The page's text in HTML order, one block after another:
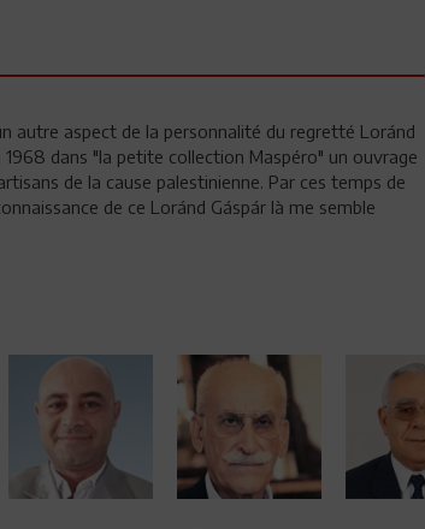
autre aspect de la personnalité du regretté Loránd
dans "la petite collection Maspéro" un ouvrage
de la cause palestinienne. Par ces temps de
de ce Loránd Gáspár là me semble